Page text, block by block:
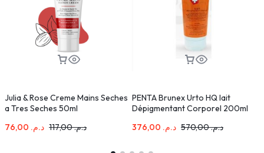
Julia & Rose Creme Mains Seches
a Tres Seches 50ml
د.م.
د.م.117,00
PENTA Brunex Urto HQ lait
Dépigmentant Corporel 200ml
د.م.
د.م.570,00